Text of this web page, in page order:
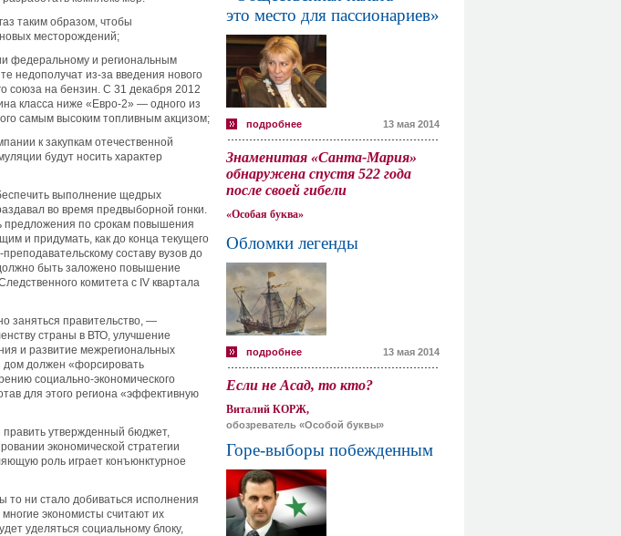
таким образом, чтобы
месторождений;
федеральному и региональным
недополучат из-за введения нового
союза на бензин. С 31 декабря 2012
класса ниже «Евро-2» — одного из
самым высоким топливным акцизом;
к закупкам отечественной
будут носить характер
выполнение щедрых
во время предвыборной гонки.
предложения по срокам повышения
и придумать, как до конца текущего
составу вузов до
быть заложено повышение
комитета с IV квартала
заняться правительство, —
страны в ВТО, улучшение
и развитие межрегиональных
дом должен «форсировать
социально-экономического
для этого региона «эффективную
править утвержденный бюджет,
экономической стратегии
роль играет конъюнктурное
то ни стало добиваться исполнения
экономисты считают их
уделяться социальному блоку,
это место для пассионариев»
подробнее 13 мая 2014
Знаменитая «Санта-Мария»
обнаружена спустя 522 года
после своей гибели
«Особая буква»
Обломки легенды
подробнее 13 мая 2014
Если не Асад, то кто?
Виталий КОРЖ,
обозреватель «Особой буквы»
Горе-выборы побежденным